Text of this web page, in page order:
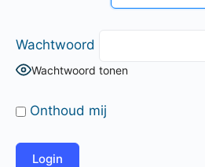
Wachtwoord
Wachtwoord tonen
Onthoud mij